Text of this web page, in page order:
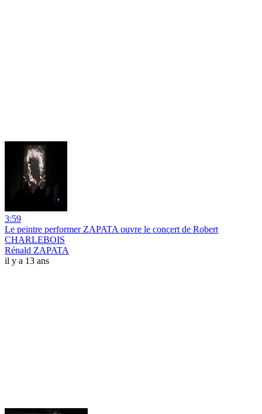
3:59
Le peintre performer ZAPATA ouvre le concert de Robert
CHARLEBOIS
Rénald ZAPATA
il y a 13 ans